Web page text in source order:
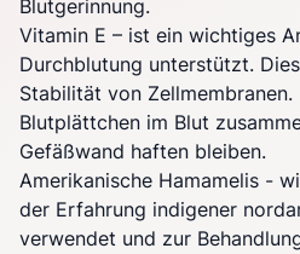
Blutgerinnung.
Vitamin E – ist ein wichtiges
Durchblutung unterstützt.
Stabilität von
Blutplättchen im Blut
Gefäßwand haften bleiben.
Amerikanische Hamamelis -
der Erfahrung indigener
verwendet und zur